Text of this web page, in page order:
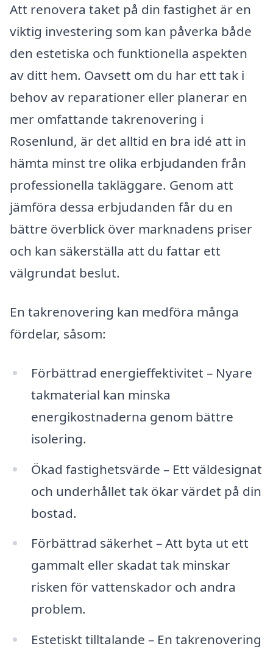
Att renovera taket på din fastighet är en
viktig investering som kan påverka både
den estetiska och funktionella aspekten
av ditt hem. Oavsett om du har ett tak i
behov av reparationer eller planerar en
mer omfattande takrenovering i
Rosenlund, är det alltid en bra idé att in
hämta minst tre olika erbjudanden från
professionella takläggare. Genom att
jämföra dessa erbjudanden får du en
bättre överblick över marknadens priser
och kan säkerställa att du fattar ett
välgrundat beslut.
En takrenovering kan medföra många
fördelar, såsom:
Förbättrad energieffektivitet – Nyare
takmaterial kan minska
energikostnaderna genom bättre
isolering.
Ökad fastighetsvärde – Ett väldesignat
och underhållet tak ökar värdet på din
bostad.
Förbättrad säkerhet – Att byta ut ett
gammalt eller skadat tak minskar
risken för vattenskador och andra
problem.
Estetiskt tilltalande – En takrenovering